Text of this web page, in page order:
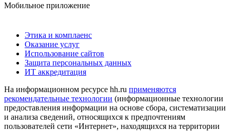
Мобильное приложение
Этика и комплаенс
Оказание услуг
Использование сайтов
Защита персональных данных
ИТ аккредитация
На информационном ресурсе hh.ru применяются
рекомендательные технологии (информационные технологии
предоставления информации на основе сбора, систематизации
и анализа сведений, относящихся к предпочтениям
пользователей сети «Интернет», находящихся на территории